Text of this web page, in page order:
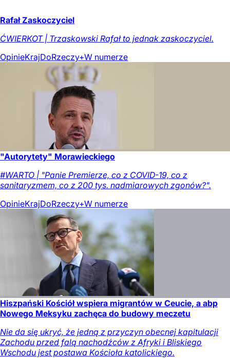
Rafał Zaskoczyciel
ĆWIERKOT | Trzaskowski Rafał to jednak zaskoczyciel.
OpinieKrajDoRzeczy+W numerze
"Autorytety" Morawieckiego
#WARTO | "Panie Premierze, co z COVID-19, co z
sanitaryzmem, co z 200 tys. nadmiarowych zgonów?".
OpinieKrajDoRzeczy+W numerze
Hiszpański Kościół wspiera migrantów w Ceucie, a abp
Nowego Meksyku zachęca do budowy meczetu
Nie da się ukryć, że jedną z przyczyn obecnej kapitulacji
Zachodu przed falą nachodźców z Afryki i Bliskiego
Wschodu jest postawa Kościoła katolickiego.